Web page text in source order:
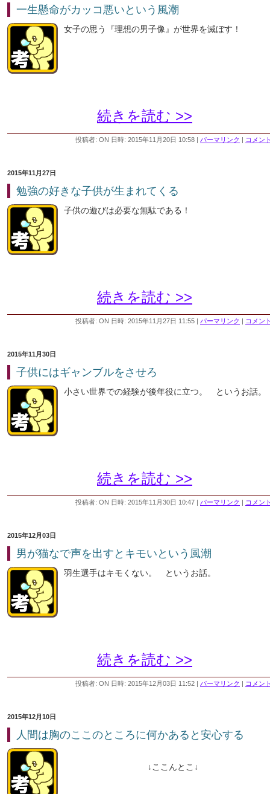
一生懸命がカッコ悪いという風潮
女子の思う『理想の男子像』が世界を滅ぼす！
続きを読む >>
投稿者: ON 日時: 2015年11月20日 10:58 | パーマリンク | コメン
2015年11月27日
勉強の好きな子供が生まれてくる
子供の遊びは必要な無駄である！
続きを読む >>
投稿者: ON 日時: 2015年11月27日 11:55 | パーマリンク | コメン
2015年11月30日
子供にはギャンブルをさせろ
小さい世界での経験が後年役に立つ。 というお話。
続きを読む >>
投稿者: ON 日時: 2015年11月30日 10:47 | パーマリンク | コメン
2015年12月03日
男が猫なで声を出すとキモいという風潮
羽生選手はキモくない。 というお話。
続きを読む >>
投稿者: ON 日時: 2015年12月03日 11:52 | パーマリンク | コメン
2015年12月10日
人間は胸のここのところに何かあると安心する
↓ここんとこ↓